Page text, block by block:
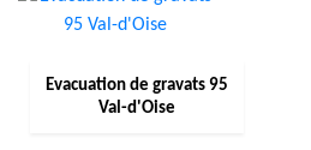
Evacuation de gravats 95
Val-d'Oise